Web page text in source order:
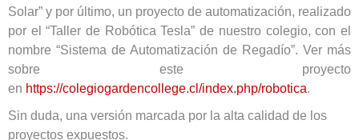
Solar” y por último, un proyecto de automatización, realizado
por el “Taller de Robótica Tesla” de nuestro colegio, con el
nombre “Sistema de Automatización de Regadío”. Ver más
sobre este proyecto
en https://colegiogardencollege.cl/index.php/robotica.
Sin duda, una versión marcada por la alta calidad de los
proyectos expuestos.